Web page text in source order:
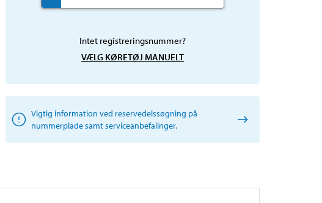
Intet registreringsnummer?
VÆLG KØRETØJ MANUELT
Vigtig information ved reservedelssøgning på
nummerplade samt serviceanbefalinger.